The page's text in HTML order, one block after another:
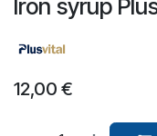
Iron syrup
12,00 €